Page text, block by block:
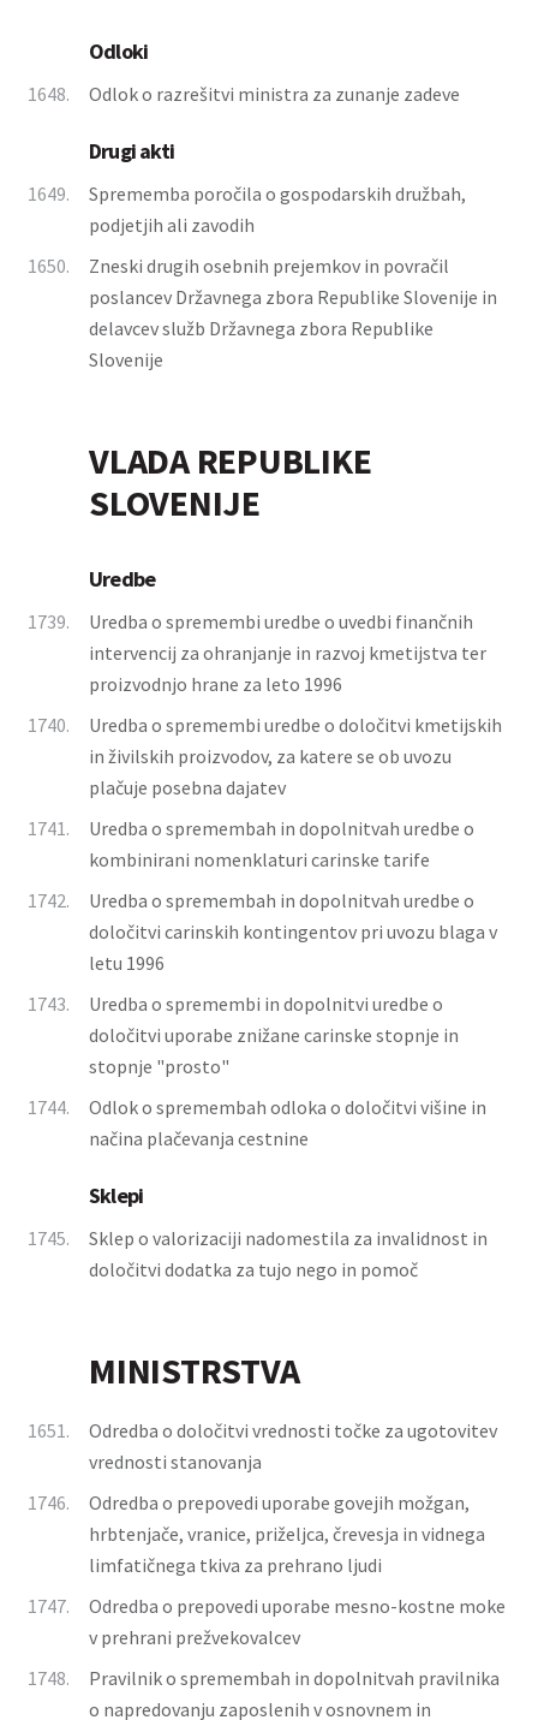
Odloki
1648. Odlok o razrešitvi ministra za zunanje zadeve
Drugi akti
1649.
Sprememba poročila o gospodarskih družbah,
podjetjih ali zavodih
1650.
Zneski drugih osebnih prejemkov in povračil
poslancev Državnega zbora Republike Slovenije in
delavcev služb Državnega zbora Republike
Slovenije
VLADA REPUBLIKE
SLOVENIJE
Uredbe
1739.
Uredba o spremembi uredbe o uvedbi finančnih
intervencij za ohranjanje in razvoj kmetijstva ter
proizvodnjo hrane za leto 1996
1740.
Uredba o spremembi uredbe o določitvi kmetijskih
in živilskih proizvodov, za katere se ob uvozu
plačuje posebna dajatev
1741.
Uredba o spremembah in dopolnitvah uredbe o
kombinirani nomenklaturi carinske tarife
1742.
Uredba o spremembah in dopolnitvah uredbe o
določitvi carinskih kontingentov pri uvozu blaga v
letu 1996
1743.
Uredba o spremembi in dopolnitvi uredbe o
določitvi uporabe znižane carinske stopnje in
stopnje "prosto"
1744.
Odlok o spremembah odloka o določitvi višine in
načina plačevanja cestnine
Sklepi
1745.
Sklep o valorizaciji nadomestila za invalidnost in
določitvi dodatka za tujo nego in pomoč
MINISTRSTVA
1651.
Odredba o določitvi vrednosti točke za ugotovitev
vrednosti stanovanja
1746.
Odredba o prepovedi uporabe govejih možgan,
hrbtenjače, vranice, priželjca, črevesja in vidnega
limfatičnega tkiva za prehrano ljudi
1747.
Odredba o prepovedi uporabe mesno-kostne moke
v prehrani prežvekovalcev
1748.
Pravilnik o spremembah in dopolnitvah pravilnika
o napredovanju zaposlenih v osnovnem in